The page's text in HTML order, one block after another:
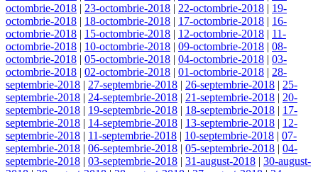
octombrie-2018 | 23-octombrie-2018 | 22-octombrie-2018 | 19-
octombrie-2018 | 18-octombrie-2018 | 17-octombrie-2018 | 16-
octombrie-2018 | 15-octombrie-2018 | 12-octombrie-2018 | 11-
octombrie-2018 | 10-octombrie-2018 | 09-octombrie-2018 | 08-
octombrie-2018 | 05-octombrie-2018 | 04-octombrie-2018 | 03-
octombrie-2018 | 02-octombrie-2018 | 01-octombrie-2018 | 28-
septembrie-2018 | 27-septembrie-2018 | 26-septembrie-2018 | 25-
septembrie-2018 | 24-septembrie-2018 | 21-septembrie-2018 | 20-
septembrie-2018 | 19-septembrie-2018 | 18-septembrie-2018 | 17-
septembrie-2018 | 14-septembrie-2018 | 13-septembrie-2018 | 12-
septembrie-2018 | 11-septembrie-2018 | 10-septembrie-2018 | 07-
septembrie-2018 | 06-septembrie-2018 | 05-septembrie-2018 | 04-
septembrie-2018 | 03-septembrie-2018 | 31-august-2018 | 30-august-